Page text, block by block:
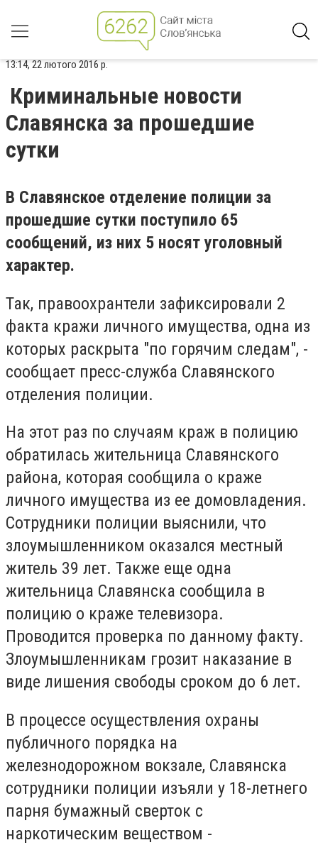
13:14, 22 лютого 2016 р.
Криминальные новости
Славянска за прошедшие
сутки
В Славянское отделение полиции за
прошедшие сутки поступило 65
сообщений, из них 5 носят уголовный
характер.
Так, правоохрантели зафиксировали 2
факта кражи личного имущества, одна из
которых раскрыта "по горячим следам", -
сообщает пресс-служба Славянского
отделения полиции.
На этот раз по случаям краж в полицию
обратилась жительница Славянского
района, которая сообщила о краже
личного имущества из ее домовладения.
Сотрудники полиции выяснили, что
злоумышленником оказался местный
житель 39 лет. Также еще одна
жительница Славянска сообщила в
полицию о краже телевизора.
Проводится проверка по данному факту.
Злоумышленникам грозит наказание в
виде лишения свободы сроком до 6 лет.
В процессе осуществления охраны
публичного порядка на
железнодорожном вокзале, Славянска
сотрудники полиции изъяли у 18-летнего
парня бумажный сверток с
наркотическим веществом -